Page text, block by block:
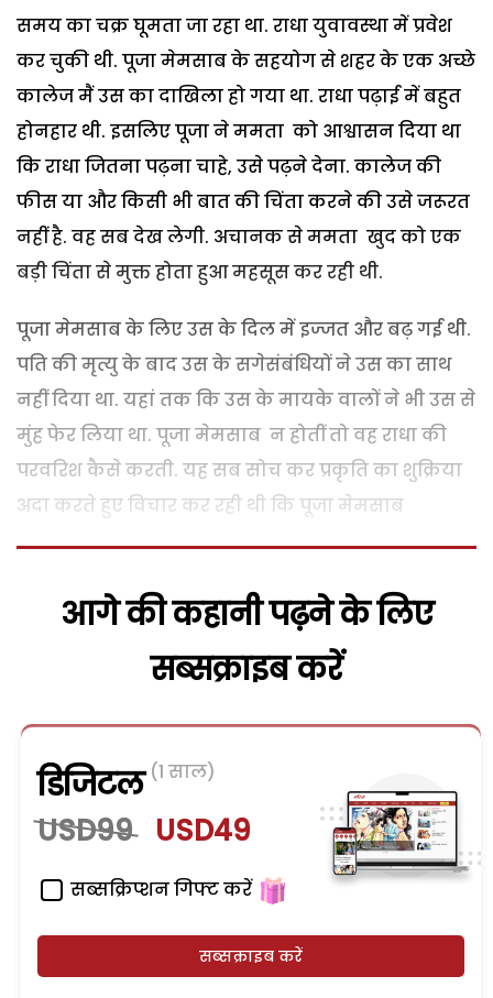
समय का चक्र घूमता जा रहा था. राधा युवावस्था में प्रवेश
कर चुकी थी. पूजा मेमसाब के सहयोग से शहर के एक अच्छे
कालेज मैं उस का दाखिला हो गया था. राधा पढ़ाई में बहुत
होनहार थी. इसलिए पूजा ने ममता को आश्वासन दिया था
कि राधा जितना पढ़ना चाहे, उसे पढ़ने देना. कालेज की
फीस या और किसी भी बात की चिंता करने की उसे जरूरत
नहीं है. वह सब देख लेगी. अचानक से ममता खुद को एक
बड़ी चिंता से मुक्त होता हुआ महसूस कर रही थी.
पूजा मेमसाब के लिए उस के दिल में इज्जत और बढ़ गई थी.
पति की मृत्यु के बाद उस के सगेसंबंधियों ने उस का साथ
नहीं दिया था. यहां तक कि उस के मायके वालों ने भी उस से
मुंह फेर लिया था. पूजा मेमसाब न होतीं तो वह राधा की
परवरिश कैसे करती. यह सब सोच कर प्रकृति का शुक्रिया
अदा करते हुए विचार कर रही थी कि पूजा मेमसाब
आगे की कहानी पढ़ने के लिए
सब्सक्राइब करें
डिजिटल (1 साल)
USD99 USD49
सब्सक्रिप्शन गिफ्ट करें
सब्सक्राइब करें